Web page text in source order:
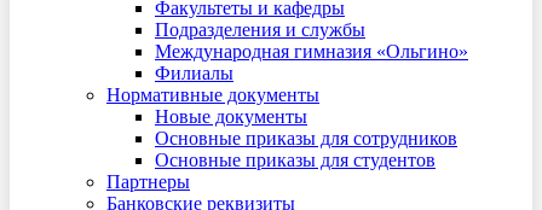
Факультеты и кафедры
Подразделения и службы
Международная гимназия «Ольгино»
Филиалы
Нормативные документы
Новые документы
Основные приказы для сотрудников
Основные приказы для студентов
Партнеры
Банковские реквизиты